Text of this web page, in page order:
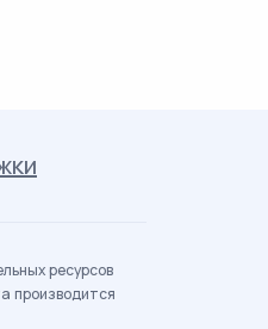
ресурсов
производится